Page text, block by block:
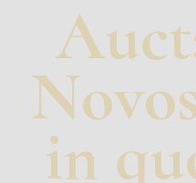
in